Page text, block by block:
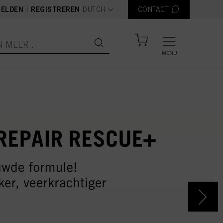
REGISTREREN text.language
DUTCH CONTACT
MENU